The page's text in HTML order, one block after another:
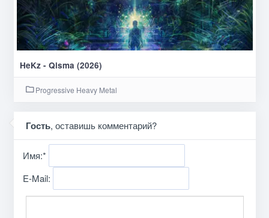
HeKz - Qisma (2026)
Progressive Heavy Metal
Гость, оставишь комментарий?
Имя:*
E-Mail: